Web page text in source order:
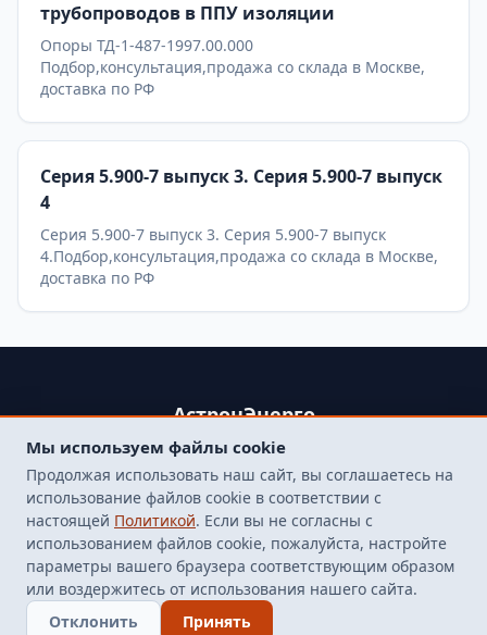
трубопроводов в ППУ изоляции
Опоры ТД-1-487-1997.00.000
Подбор,консультация,продажа со склада в Москве,
доставка по РФ
Серия 5.900-7 выпуск 3. Серия 5.900-7 выпуск
4
Серия 5.900-7 выпуск 3. Серия 5.900-7 выпуск
4.Подбор,консультация,продажа со склада в Москве,
доставка по РФ
АстронЭнерго
+79250499357 , +74998417015
107564, г. Москва, пр-д Погонный, д. 1 к. 9, помещение 10Н.
Бесплатная доставка до терминала транспортной
компанией в Москве
finarm98@mail.ru
© 2026 Все права защищены
Мы используем файлы cookie
Продолжая использовать наш сайт, вы соглашаетесь на
использование файлов cookie в соответствии с
настоящей Политикой. Если вы не согласны с
использованием файлов cookie, пожалуйста, настройте
параметры вашего браузера соответствующим образом
или воздержитесь от использования нашего сайта.
Отклонить
Принять